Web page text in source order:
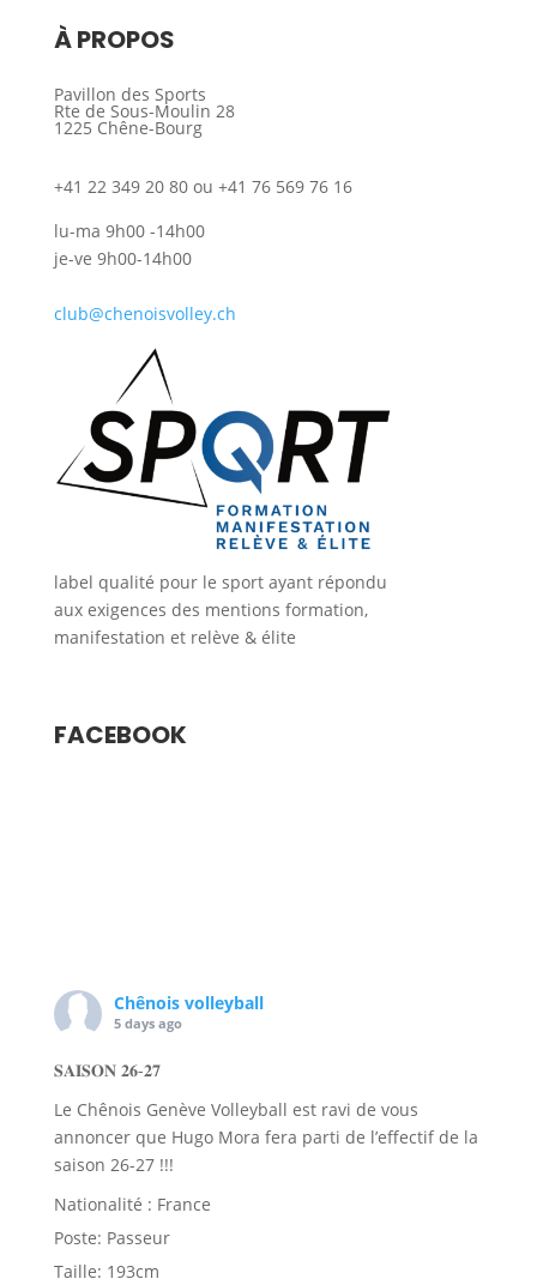
À PROPOS
Pavillon des Sports
Rte de Sous-Moulin 28
1225 Chêne-Bourg
+41 22 349 20 80 ou +41 76 569 76 16
lu-ma 9h00 -14h00
je-ve 9h00-14h00
club@chenoisvolley.ch
label qualité pour le sport ayant répondu
aux exigences des mentions formation,
manifestation et relève & élite
FACEBOOK
Chênois volleyball
5 days ago
𝐒𝐀𝐈𝐒𝐎𝐍 𝟐𝟔-𝟐𝟕
Le Chênois Genève Volleyball est ravi de vous
annoncer que Hugo Mora fera parti de l’effectif de la
saison 26-27 !!!
Nationalité : France
Poste: Passeur
Taille: 193cm